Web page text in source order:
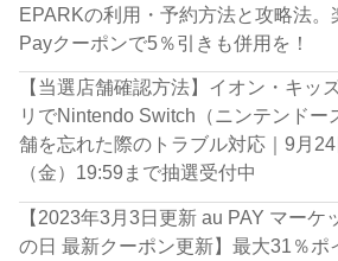
EPARKの利用・予約方法と攻略法
Payクーポンで5％引きも併用を！
【当選店舗確認方法】イオン・キッ
リでNintendo Switch（ニンテンドー
舗を忘れた際のトラブル対応｜9月
（金）19:59まで抽選受付中
【2023年3月3日更新 au PAY マーケ
の日 最新クーポン更新】最大31％ポ